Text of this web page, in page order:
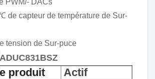
PWM/- DACs
de capteur de température de Sur-
tension de Sur-puce
ADUC831BSZ
produit
Actif